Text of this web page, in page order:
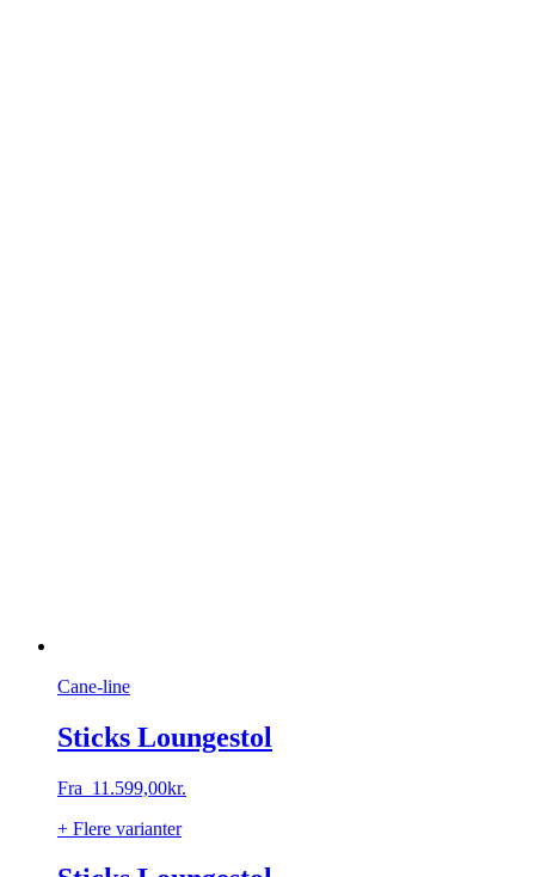
Cane-line
Sticks Loungestol
Fra 11.599,00kr.
+ Flere varianter